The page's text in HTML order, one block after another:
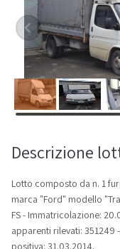
Descrizione
Lotto composto da n. 1
marca "Ford" modello
FS - Immatricolazione:
apparenti rilevati: 351249
positiva: 31.03.2014.